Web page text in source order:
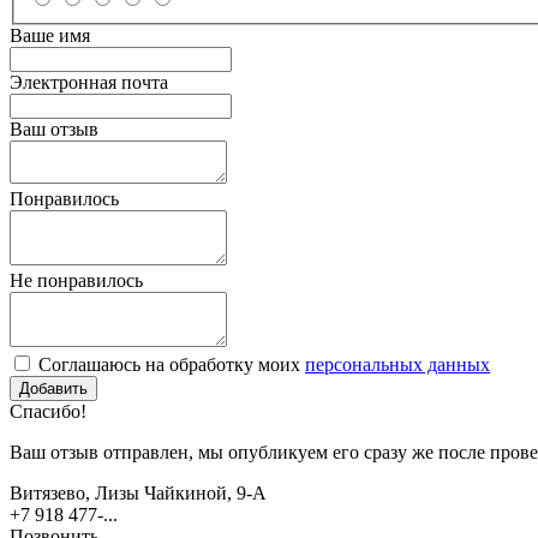
Ваше имя
Электронная почта
Ваш отзыв
Понравилось
Не понравилось
Соглашаюсь на обработку моих персональных данных
Спасибо!
Ваш отзыв отправлен, мы опубликуем его сразу же после
Витязево, Лизы Чайкиной, 9-А
+7 918 477-...